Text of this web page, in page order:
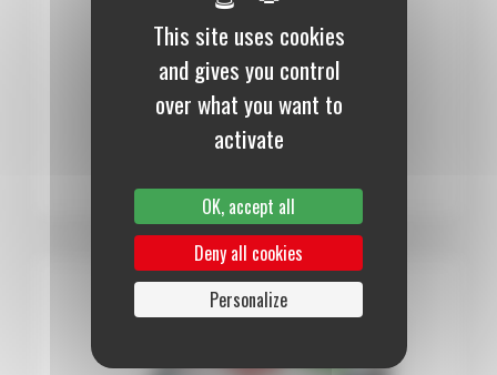
12 mois :99,00 €
Numérique
S’abonner au journal
This site uses cookies
and gives you control
over what you want to
activate
OK, accept all
Deny all cookies
Personalize